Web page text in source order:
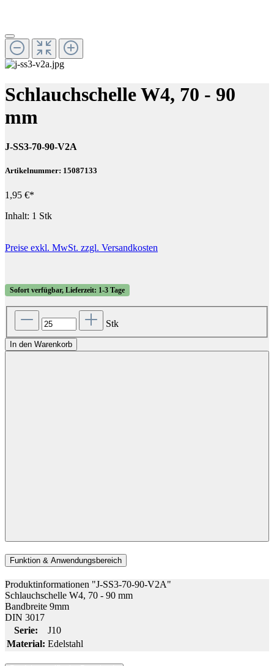
Schlauchschelle W4, 70 - 90
mm
J-SS3-70-90-V2A
Artikelnummer: 15087133
1,95 €*
Inhalt: 1 Stk
Preise exkl. MwSt. zzgl. Versandkosten
Sofort verfügbar, Lieferzeit: 1-3 Tage
Stk
In den Warenkorb
Funktion & Anwendungsbereich
Produktinformationen "J-SS3-70-90-V2A"
Schlauchschelle W4, 70 - 90 mm
Bandbreite 9mm
DIN 3017
Serie:
J10
Material: Edelstahl